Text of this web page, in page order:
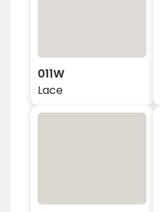
011W
Lace